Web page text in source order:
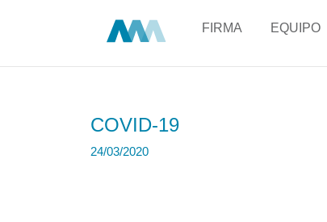
FIRMA EQUIPO
COVID-19
24/03/2020